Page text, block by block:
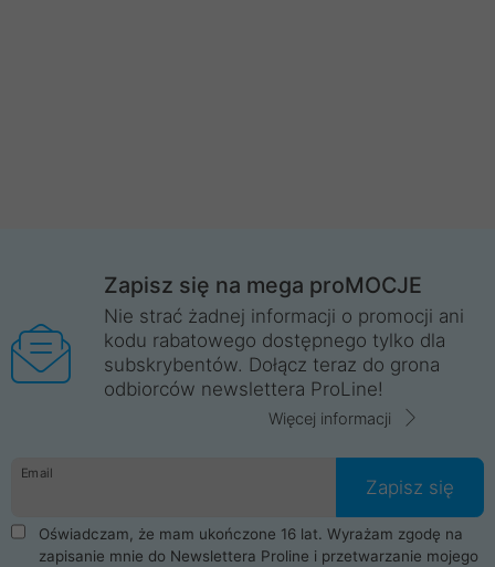
Zapisz się na mega proMOCJE
Nie strać żadnej informacji o promocji ani
kodu rabatowego dostępnego tylko dla
subskrybentów. Dołącz teraz do grona
odbiorców newslettera ProLine!
Więcej informacji
Email
Zapisz się
Oświadczam, że mam ukończone 16 lat. Wyrażam zgodę na
zapisanie mnie do Newslettera Proline i przetwarzanie mojego